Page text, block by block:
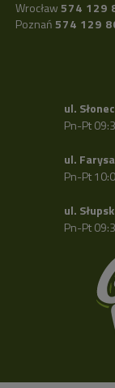
Wrocław 574 129
Poznań 574 129
ul.
Pn-Pt
ul.
Pn-Pt
ul.
Pn-Pt